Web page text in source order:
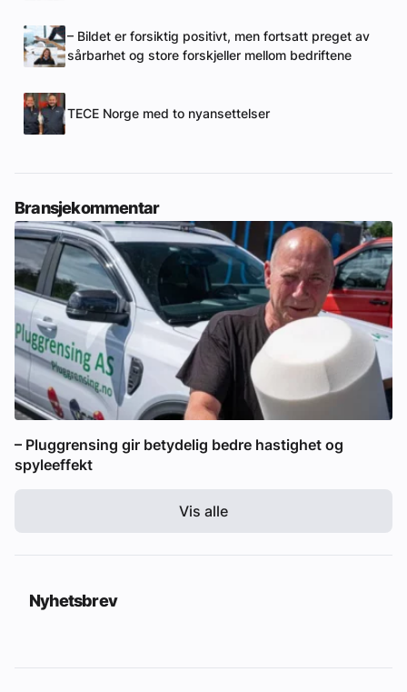
– Bildet er forsiktig positivt, men fortsatt preget av
sårbarhet og store forskjeller mellom bedriftene
TECE Norge med to nyansettelser
Bransjekommentar
– Pluggrensing gir betydelig bedre hastighet og
spyleeffekt
Vis alle
Nyhetsbrev